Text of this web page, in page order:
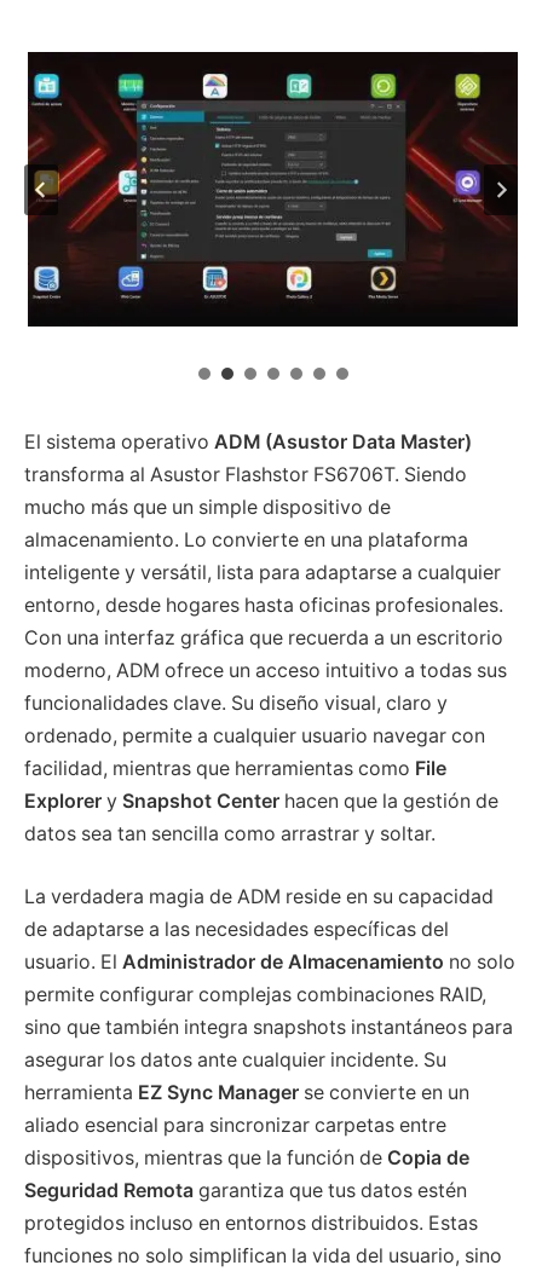
El sistema operativo ADM (Asustor Data Master)
transforma al Asustor Flashstor FS6706T. Siendo
mucho más que un simple dispositivo de
almacenamiento. Lo convierte en una plataforma
inteligente y versátil, lista para adaptarse a cualquier
entorno, desde hogares hasta oficinas profesionales.
Con una interfaz gráfica que recuerda a un escritorio
moderno, ADM ofrece un acceso intuitivo a todas sus
funcionalidades clave. Su diseño visual, claro y
ordenado, permite a cualquier usuario navegar con
facilidad, mientras que herramientas como File
Explorer y Snapshot Center hacen que la gestión de
datos sea tan sencilla como arrastrar y soltar.
La verdadera magia de ADM reside en su capacidad
de adaptarse a las necesidades específicas del
usuario. El Administrador de Almacenamiento no solo
permite configurar complejas combinaciones RAID,
sino que también integra snapshots instantáneos para
asegurar los datos ante cualquier incidente. Su
herramienta EZ Sync Manager se convierte en un
aliado esencial para sincronizar carpetas entre
dispositivos, mientras que la función de Copia de
Seguridad Remota garantiza que tus datos estén
protegidos incluso en entornos distribuidos. Estas
funciones no solo simplifican la vida del usuario, sino